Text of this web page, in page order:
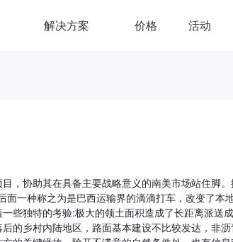
解决方案 价格 活动
，协助其在具备主要战略意义的南美市场站住脚
一种称之为是巴西运输界的滴滴打车，改变了本
些独特的考验:极大的领土面积造成了长距离派送
的乡村内陆地区，路面基本建设不比较发达，非